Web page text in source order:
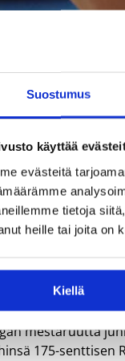
Suostumus
käyttää
evästeitä
tietoja
heille tai joita on
Kiellä
mestaruutta
175-senttisen